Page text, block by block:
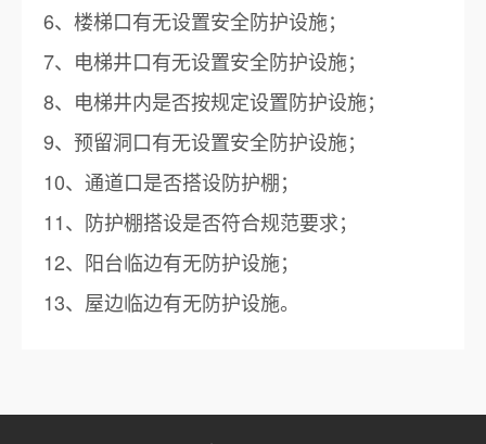
6、楼梯口有无设置安全防护设施；
7、电梯井口有无设置安全防护设施；
8、电梯井内是否按规定设置防护设施；
9、预留洞口有无设置安全防护设施；
10、通道口是否搭设防护棚；
11、防护棚搭设是否符合规范要求；
12、阳台临边有无防护设施；
13、屋边临边有无防护设施。